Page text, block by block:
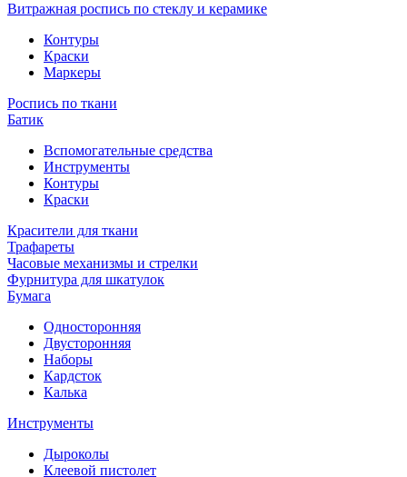
Витражная роспись по стеклу и керамике
Контуры
Краски
Маркеры
Роспись по ткани
Батик
Вспомогательные средства
Инструменты
Контуры
Краски
Красители для ткани
Трафареты
Часовые механизмы и стрелки
Фурнитура для шкатулок
Бумага
Односторонняя
Двусторонняя
Наборы
Кардсток
Калька
Инструменты
Дыроколы
Клеевой пистолет